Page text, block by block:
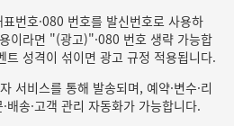
번호·080 번호를 발신번호로 사용하
이라면 "(광고)"·080 번호 생략 가능합
트 성격이 섞이면 광고 규정 적용됩니다.
서비스를 통해 발송되며, 예약·변수·리
배송·고객 관리 자동화가 가능합니다.